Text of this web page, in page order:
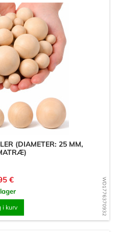
WD1776370932
(DIAMETER: 25 MM,
€
i kurv